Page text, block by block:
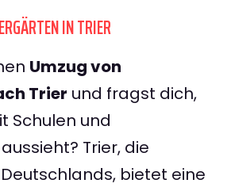
IN TRIER
Umzug von
Trier und fragst dich,
Schulen und
Trier, die
bietet eine